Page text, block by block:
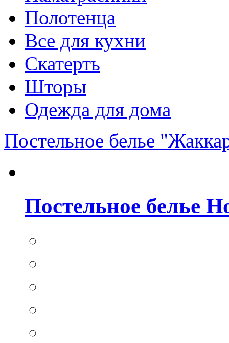
Полотенца
Все для кухни
Скатерть
Шторы
Одежда для дома
Постельное белье
Постельное белье